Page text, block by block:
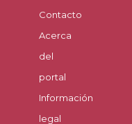
Contacto
Acerca
del
portal
Información
legal